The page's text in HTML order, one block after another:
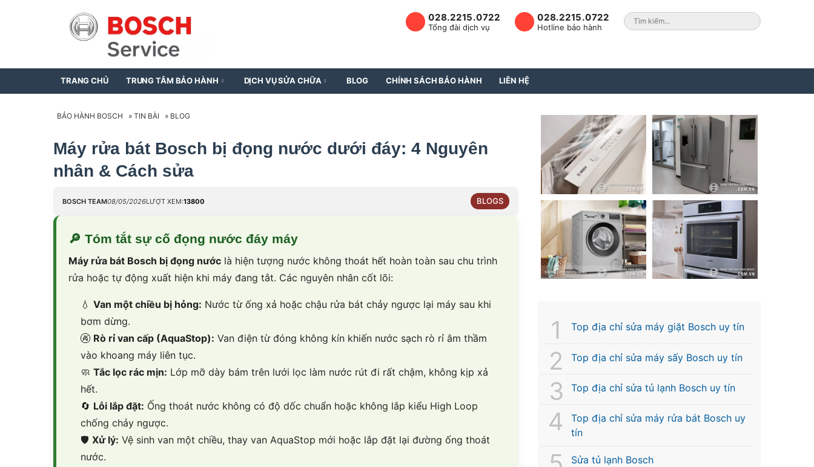
028.2215.0722
Hotline bảo hành
028.2215.0722
Tổng đài dịch vụ
TRANG CHỦ TRUNG TÂM BẢO HÀNH DỊCH VỤ SỬA CHỮA BLOG CHÍNH SÁCH BẢO HÀNH LIÊN HỆ
BẢO HÀNH BOSCH » TIN BÀI » BLOG
Máy rửa bát Bosch bị đọng nước dưới đáy: 4 Nguyên
nhân & Cách sửa
BOSCH TEAM08/05/2026LƯỢT XEM:13800 BLOGS
🔎 Tóm tắt sự cố đọng nước đáy máy
Máy rửa bát Bosch bị đọng nước là hiện tượng nước không thoát hết hoàn toàn sau chu trình
rửa hoặc tự động xuất hiện khi máy đang tắt. Các nguyên nhân cốt lõi:
💧 Van một chiều bị hỏng: Nước từ ống xả hoặc chậu rửa bát chảy ngược lại máy sau khi
bơm dừng.
🚱 Rò rỉ van cấp (AquaStop): Van điện từ đóng không kín khiến nước sạch rò rỉ âm thầm
vào khoang máy liên tục.
🧼 Tắc lọc rác mịn: Lớp mỡ dày bám trên lưới lọc làm nước rút đi rất chậm, không kịp xả
hết.
🔄 Lỗi lắp đặt: Ống thoát nước không có độ dốc chuẩn hoặc không lắp kiểu High Loop
chống chảy ngược.
🛡 Xử lý: Vệ sinh van một chiều, thay van AquaStop mới hoặc lắp đặt lại đường ống thoát
nước.
Top địa chỉ sửa máy giặt Bosch uy tín
Top địa chỉ sửa máy sấy Bosch uy tín
Top địa chỉ sửa tủ lạnh Bosch uy tín
Top địa chỉ sửa máy rửa bát Bosch uy
tín
Sửa tủ lạnh Bosch